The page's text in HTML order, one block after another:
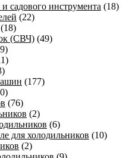
садового инструмента (18)
(22)
(18)
(СВЧ) (49)
(177)
(76)
(2)
(6)
для холодильников (10)
(2)